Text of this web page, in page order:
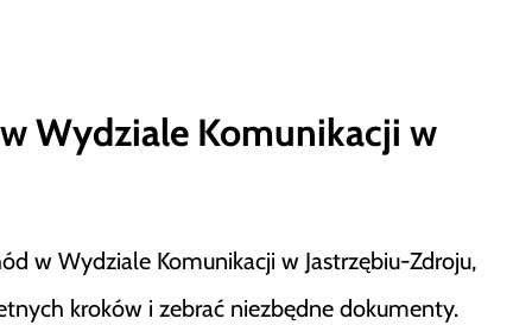
Wydziale Komunikacji w
w Wydziale Komunikacji w Jastrzębiu-Zdroju,
kroków i zebrać niezbędne dokumenty.